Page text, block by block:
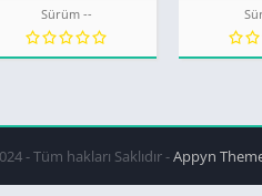
Sürüm --
- Tüm hakları Saklıdır -Appyn